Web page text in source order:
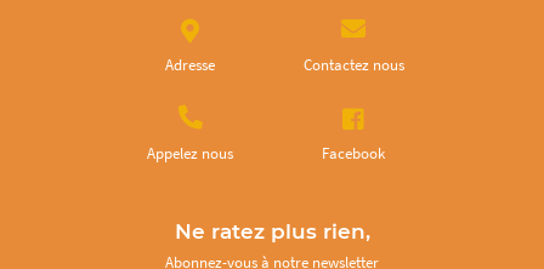
Adresse Contactez nous
Appelez nous Facebook
Ne ratez plus rien,
Abonnez-vous à notre newsletter